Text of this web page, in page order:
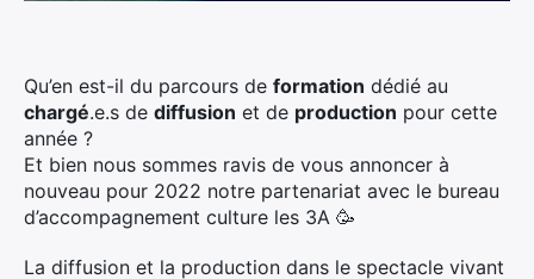
Qu’en est-il du parcours de formation dédié au
chargé.e.s de diffusion et de production pour cette
année ?
Et bien nous sommes ravis de vous annoncer à
nouveau pour 2022 notre partenariat avec le bureau
d’accompagnement culture les 3A 🥳
La diffusion et la production dans le spectacle vivant